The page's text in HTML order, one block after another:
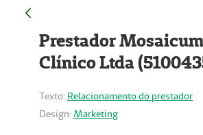
Prestador
Clínico Ltda
Texto: Relacionamento do prestador
Design: Marketing